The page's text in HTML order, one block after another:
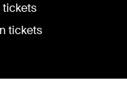
tickets
tickets